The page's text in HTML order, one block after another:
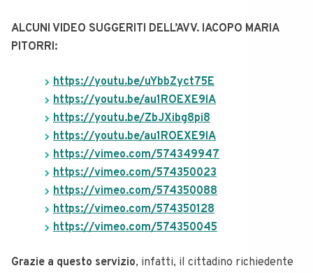
ALCUNI VIDEO SUGGERITI DELL’AVV. IACOPO MARIA
PITORRI:
https://youtu.be/uYbbZyct75E
https://youtu.be/au1ROEXE9lA
https://youtu.be/ZbJXibg8pi8
https://youtu.be/au1ROEXE9lA
https://vimeo.com/574349947
https://vimeo.com/574350023
https://vimeo.com/574350088
https://vimeo.com/574350128
https://vimeo.com/574350045
Grazie a questo servizio, infatti, il cittadino richiedente